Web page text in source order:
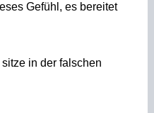
Gefühl, es bereitet
in der falschen